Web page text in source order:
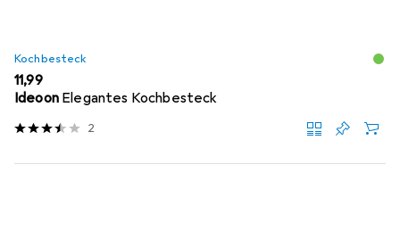
Kochbesteck
EUR
11,99
Ideoon Elegantes Kochbesteck
2